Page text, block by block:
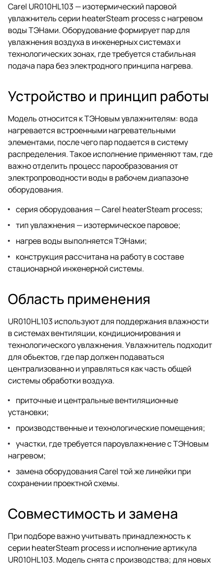
Carel UR010HL103 — изотермический паровой
увлажнитель серии heaterSteam process с нагревом
воды ТЭНами. Оборудование формирует пар для
увлажнения воздуха в инженерных системах и
технологических зонах, где требуется стабильная
подача пара без электродного принципа нагрева.
Устройство и принцип работы
Модель относится к ТЭНовым увлажнителям: вода
нагревается встроенными нагревательными
элементами, после чего пар подается в систему
распределения. Такое исполнение применяют там, где
важно отделить процесс парообразования от
электропроводности воды в рабочем диапазоне
оборудования.
серия оборудования — Carel heaterSteam process;
тип увлажнения — изотермическое паровое;
нагрев воды выполняется ТЭНами;
конструкция рассчитана на работу в составе
стационарной инженерной системы.
Область применения
UR010HL103 используют для поддержания влажности
в системах вентиляции, кондиционирования и
технологического увлажнения. Увлажнитель подходит
для объектов, где пар должен подаваться
централизованно и управляться как часть общей
системы обработки воздуха.
приточные и центральные вентиляционные
установки;
производственные и технологические помещения;
участки, где требуется пароувлажнение с ТЭНовым
нагревом;
замена оборудования Carel той же линейки при
сохранении проектной схемы.
Совместимость и замена
При подборе важно учитывать принадлежность к
серии heaterSteam process и исполнение артикула
UR010HL103. Модель снята с производства; для новых